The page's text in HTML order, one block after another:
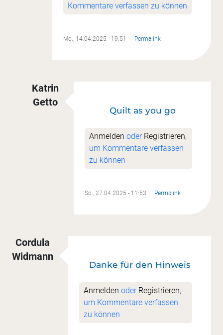
Kommentare verfassen zu können
Mo., 14.04.2025 - 19:51 Permalink
Katrin
Getto
Es ist wie bei "Momo", da klaut
Quilt as you go
Anmelden oder Registrieren,
um Kommentare verfassen
zu können
So., 27.04.2025 - 11:53 Permalink
Cordula
Widmann
Danke für den Hinweis
Anmelden oder Registrieren,
um Kommentare verfassen
zu können